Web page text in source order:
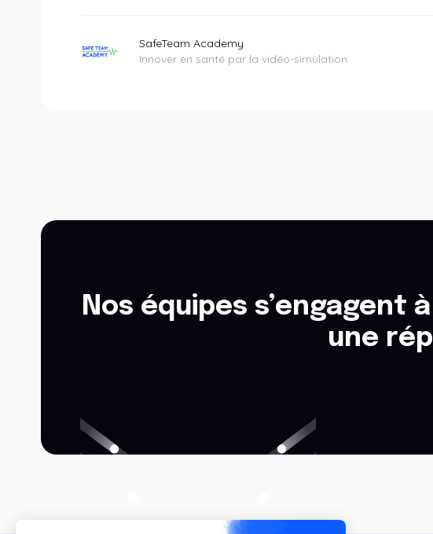
SafeTeam Academy
Innover en santé par la vidéo-simulation
Nos équipes s’engagent
une